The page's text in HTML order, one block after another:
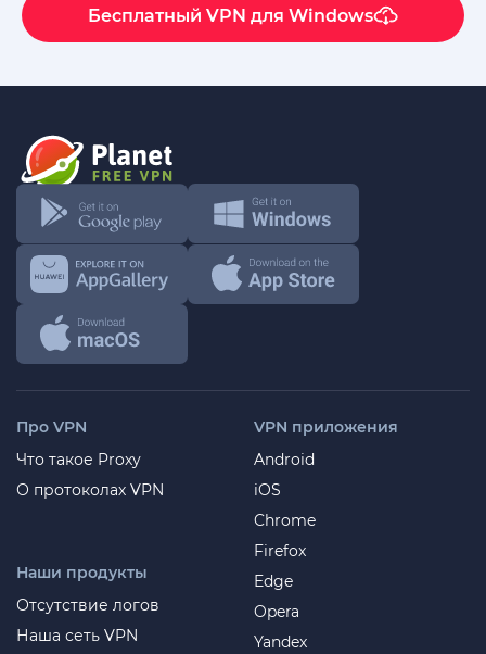
Бесплатный VPN для Windows
Про VPN
Что такое Proxy
О протоколах VPN
Наши продукты
Отсутствие логов
Наша сеть VPN
VPN приложения
Android
iOS
Chrome
Firefox
Edge
Opera
Yandex